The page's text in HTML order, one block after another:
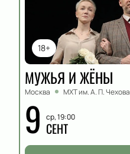
18+
МУЖЬЯ И ЖЁНЫ
Москва МХТ им. А. П. Чехова
9 ср, 19:00
СЕНТ